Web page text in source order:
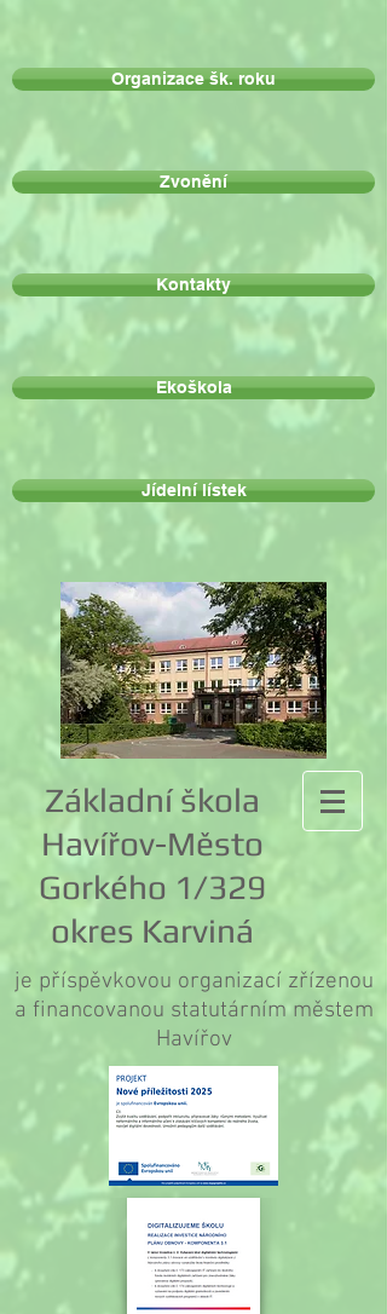
Organizace šk. roku
Zvonění
Kontakty
Ekoškola
Jídelní lístek
Základní škola
Havířov-Město
Gorkého 1/329
okres Karviná
je příspěvkovou organizací zřízenou
a financovanou statutárním městem
Havířov